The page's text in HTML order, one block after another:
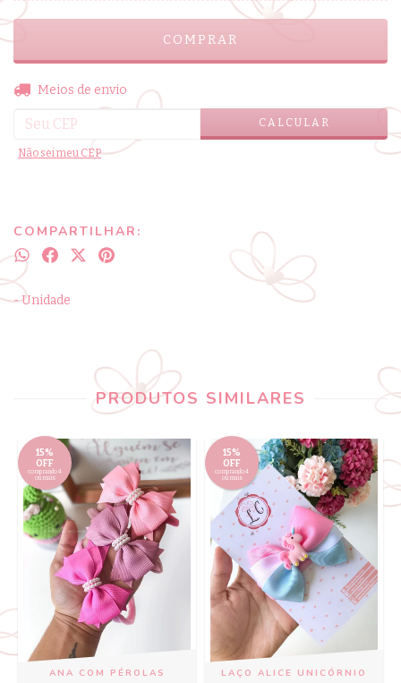
Entregas para o CEP:
Meios de envio
CALCULAR
Não sei meu CEP
COMPARTILHAR:
- Unidade
PRODUTOS SIMILARES
15%
OFF
comprando 4
ou mais
ANA COM PÉROLAS
15%
OFF
comprando 4
ou mais
LAÇO ALICE UNICÓRNIO